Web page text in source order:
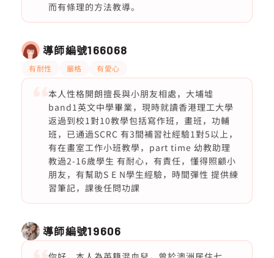
而有條理的方法教導。
導師編號166068
有耐性 嚴格 有愛心
本人性格開朗擅長與小朋友相處，大埔墟
band1英文中學畢業，現時就讀香港理工大學
返過到校1對10教學包括寫作班，畫班，功輔
班，已通過SCRC 有3間補習社經驗1對5以上，
有在畫室工作小班教學，part time 幼教助理
教過2-16歲學生 有耐心，有責任，懂得照顧小
朋友，有幫助S E N學生經驗，時間彈性 提供練
習筆記，課後任問功課
導師編號19606